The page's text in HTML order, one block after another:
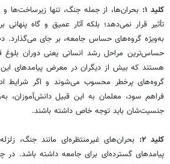
کلید ۱:
بحران‌ها، از جمله جنگ، تنها زیرساخت‌ها
تأثیر قرار نمی‌دهد؛ بلکه آثار عمیق و گاه
به‌ویژه گروه‌های حساس جامعه، بر جای می‌گذارد.
حساس‌ترین مراحل رشد انسانی یعنی دوران بلوغ
هستند که بیش از دیگران در معرض پیامدهای
گروه‌های پرخطر محسوب می‌شوند و اگر شرایط
فراهم سود، معلمان به این قبیل دانش‌آموزان،
جنسیت‌شان باید توجه خاص داشته باشند.
کلید ۲:
بحران‌های غیرمنتظره‌ای مانند جنگ،
پیامدهای گسترده‌ای برای جامعه داشته باشد. در